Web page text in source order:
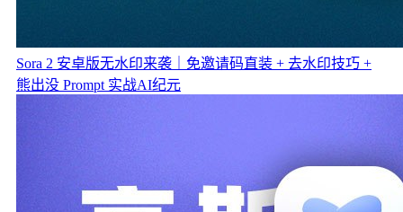
Sora 2 安卓版无水印来袭｜免邀请码直装 + 去水印技巧 +
熊出没 Prompt 实战AI纪元